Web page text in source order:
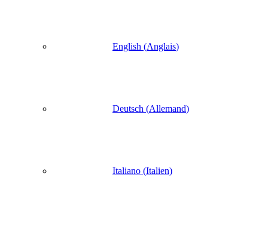
English (Anglais)
Deutsch (Allemand)
Italiano (Italien)